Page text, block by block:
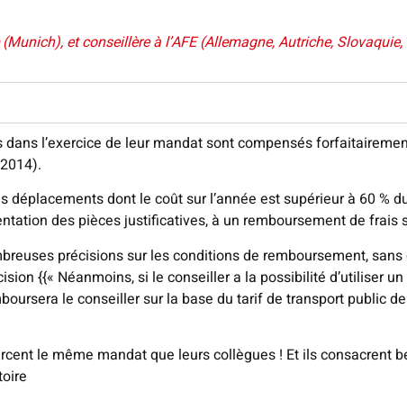
et conseillère à l’AFE (Allemagne, Autriche,
l’exercice de leur mandat sont compensés
dont le coût sur l’année est supérieur à 60 %
des pièces justificatives, à un remboursement de
précisions sur les conditions de remboursement,
{{« Néanmoins, si le conseiller a la possibilité d’utiliser
le conseiller sur la base du tarif de transport public
le même mandat que leurs collègues ! Et ils consacrent